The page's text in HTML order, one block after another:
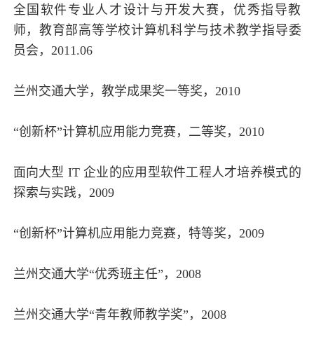
全国软件专业人才设计与开发大赛，优秀指导教
师，教育部高等学校计算机科学与技术教学指导委
员会，2011.06
兰州交通大学，教学成果奖一等奖，2010
“创新杯”计算机应用能力竞赛，二等奖，2010
面向大型 IT 企业的应用型软件工程人才培养模式的
探索与实践，2009
“创新杯”计算机应用能力竞赛，特等奖，2009
兰州交通大学“优秀班主任”，2008
兰州交通大学“青年教师教学奖”，2008